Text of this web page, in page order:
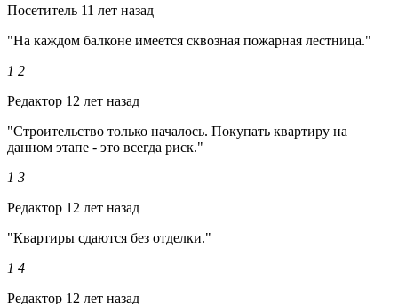
Посетитель 11 лет назад
"На каждом балконе имеется сквозная пожарная лестница."
1 2
Редактор 12 лет назад
"Строительство только началось. Покупать квартиру на
данном этапе - это всегда риск."
1 3
Редактор 12 лет назад
"Квартиры сдаются без отделки."
1 4
Редактор 12 лет назад